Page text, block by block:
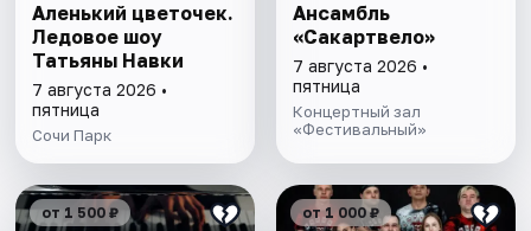
Аленький цветочек.
Ледовое шоу
Татьяны Навки
7 августа 2026 •
пятница
Сочи Парк
Ансамбль
«Сакартвело»
7 августа 2026 •
пятница
Концертный зал
«Фестивальный»
от 1 500 ₽ от 1 000 ₽